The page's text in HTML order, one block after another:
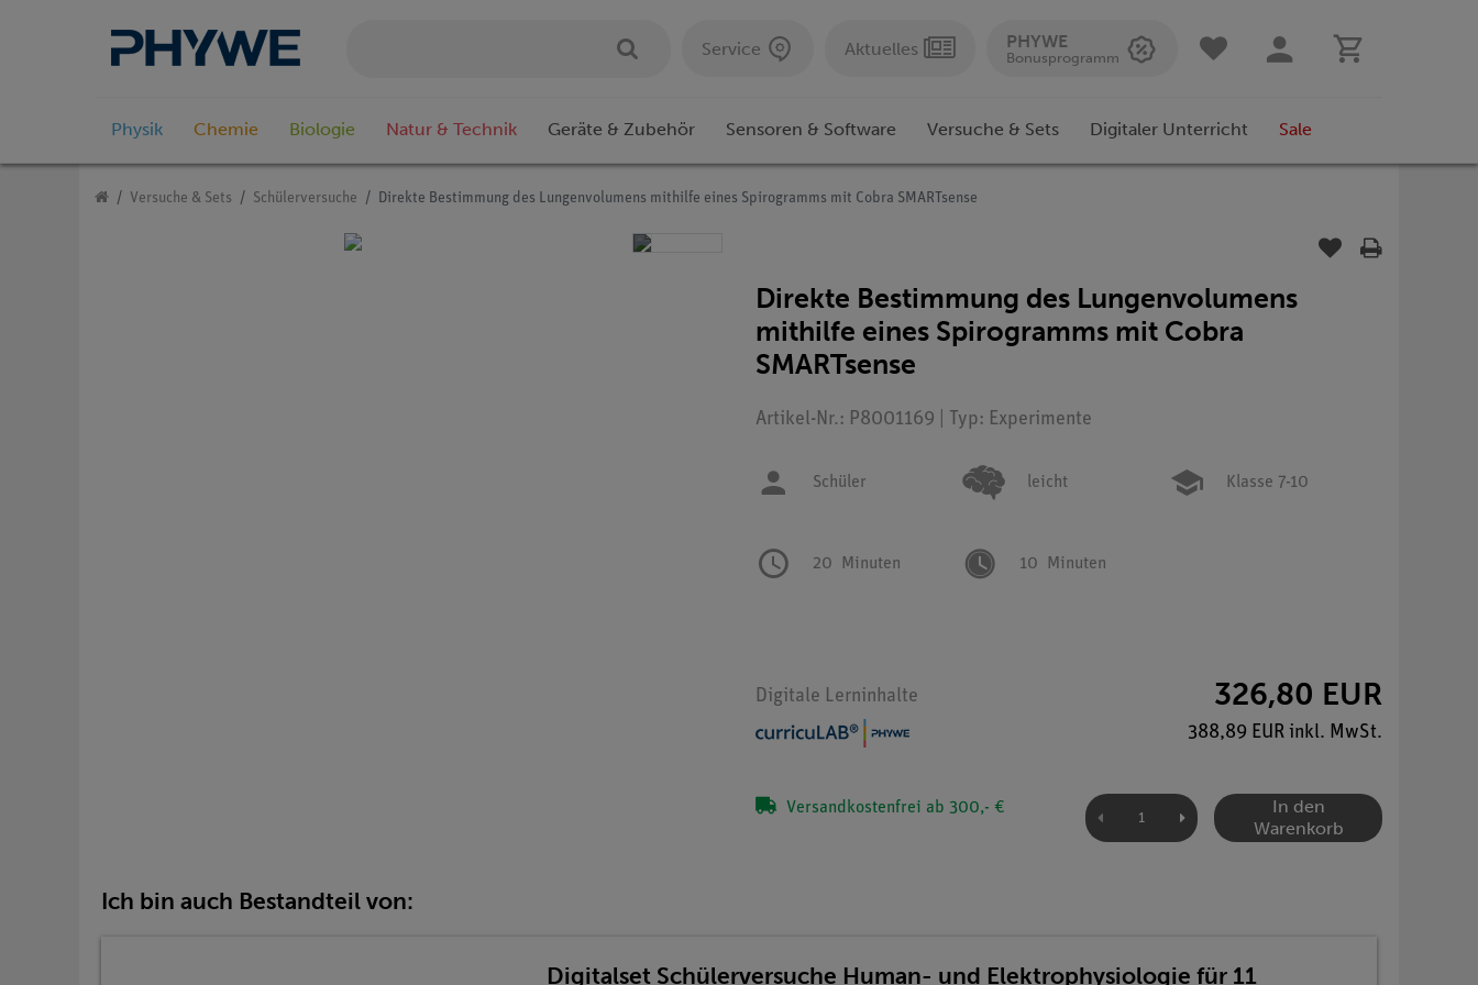
Service Aktuelles PHYWE
Bonusprogramm
Physik Chemie Biologie Natur & Technik Geräte & Zubehör Sensoren & Software Versuche & Sets Digitaler Unterricht Sale
Versuche & Sets Schülerversuche Direkte Bestimmung des Lungenvolumens mithilfe eines Spirogramms mit Cobra SMARTsense
Direkte Bestimmung des Lungenvolumens
mithilfe eines Spirogramms mit Cobra
SMARTsense
Artikel-Nr.: P8001169 | Typ: Experimente
Schüler leicht Klasse 7-10
20 Minuten 10 Minuten
Digitale Lerninhalte 326,80 EUR
388,89 EUR inkl. MwSt.
Versandkostenfrei ab 300,- €
In den
Warenkorb
Ich bin auch Bestandteil von:
Digitalset Schülerversuche Human- und Elektrophysiologie für 11